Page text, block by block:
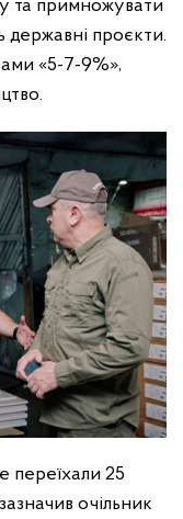
та примножувати
державні проєкти.
«5-7-9%»,
переїхали 25
очільник